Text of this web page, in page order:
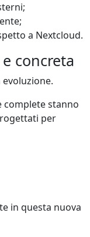
a Nextcloud.
concreta
complete stanno
per
in questa nuova